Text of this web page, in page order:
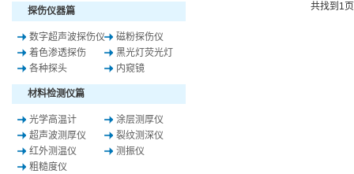
探伤仪器篇
数字超声波探伤仪
磁粉探伤仪
着色渗透探伤
黑光灯荧光灯
各种探头
内窥镜
材料检测仪篇
光学高温计
涂层测厚仪
超声波测厚仪
裂纹测深仪
红外测温仪
测振仪
粗糙度仪
共找到 1 页